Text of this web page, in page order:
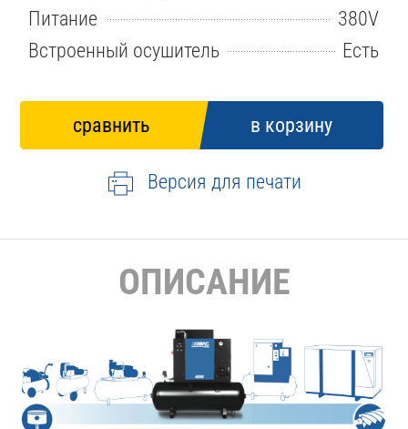
Питание
380V
Встроенный осушитель
Есть
Версия для печати
ОПИСАНИЕ